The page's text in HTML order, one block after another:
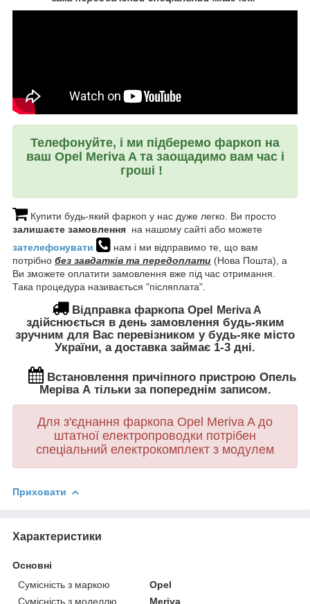
Телефонуйте, і ми підберемо фаркоп на
ваш Opel Meriva A та заощадимо вам час і
гроші !
Купити будь-який фаркоп у нас дуже легко. Ви просто
залишаєте замовлення на нашому сайті або можете
зателефонувати
нам і ми відправимо те, що вам
потрібно без завдатків та передоплати (Нова Пошта), а
Ви зможете оплатити замовлення вже під час отримання.
Така процедура називається "післяплата".
Відправка фаркопа Opel Meriva A
здійснюється в день замовлення будь-яким
зручним для Вас перевізником у будь-яке місто
України, а доставка займає 1-3 дні.
Встановлення причіпного пристрою Опель
Меріва А тільки за попереднім записом.
Для з'єднання фаркопа Opel Meriva Aдо
штатної електропроводки потрібен
спеціальний електрокомплект з модулем
Приховати
Характеристики
Основні
Сумісність з маркою
Opel
Сумісність з моделлю
Meriva